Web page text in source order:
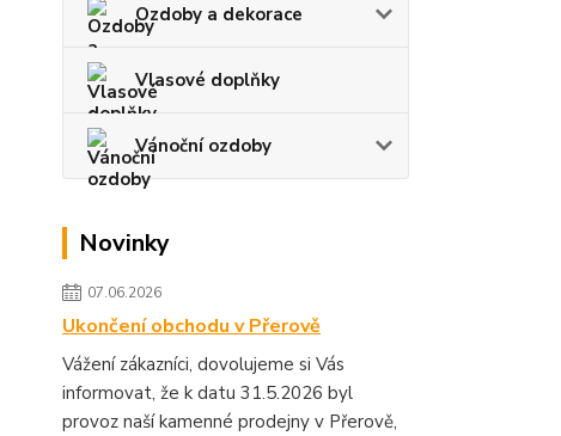
Ozdoby a dekorace
Vlasové doplňky
Vánoční ozdoby
Novinky
07.06.2026
Ukončení obchodu v Přerově
Vážení zákazníci, dovolujeme si Vás
informovat, že k datu 31.5.2026 byl
provoz naší kamenné prodejny v Přerově,